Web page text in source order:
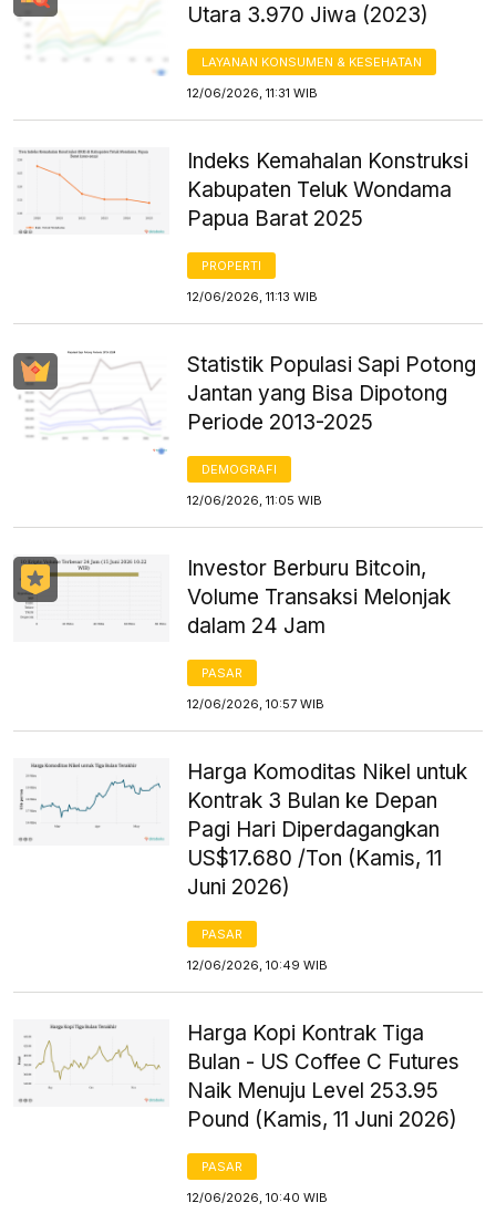
Utara 3.970 Jiwa (2023)
LAYANAN KONSUMEN & KESEHATAN
12/06/2026, 11:31 WIB
Indeks Kemahalan Konstruksi
Kabupaten Teluk Wondama
Papua Barat 2025
PROPERTI
12/06/2026, 11:13 WIB
Statistik Populasi Sapi Potong
Jantan yang Bisa Dipotong
Periode 2013-2025
DEMOGRAFI
12/06/2026, 11:05 WIB
Investor Berburu Bitcoin,
Volume Transaksi Melonjak
dalam 24 Jam
PASAR
12/06/2026, 10:57 WIB
Harga Komoditas Nikel untuk
Kontrak 3 Bulan ke Depan
Pagi Hari Diperdagangkan
US$17.680 /Ton (Kamis, 11
Juni 2026)
PASAR
12/06/2026, 10:49 WIB
Harga Kopi Kontrak Tiga
Bulan - US Coffee C Futures
Naik Menuju Level 253.95
Pound (Kamis, 11 Juni 2026)
PASAR
12/06/2026, 10:40 WIB